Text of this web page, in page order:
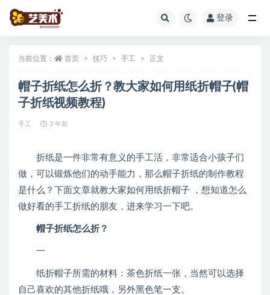
登录
当前位置： 首页 技巧 手工 正文
帽子折纸怎么折？教大家如何用纸折帽子(帽
子折纸视频教程)
手工 3 年前
折纸是一件非常有意义的手工活，非常适合小孩子们
做，可以锻炼他们的动手能力，那么帽子折纸的制作教程
是什么？下面文章就教大家如何用纸折帽子 ，想知道怎么
做好看的手工折纸的朋友，进来学习一下吧。
帽子折纸怎么折？
一
纸折帽子所需的材料：茶色折纸一张，当然可以选择
自己喜欢的其他折纸哦，另外黑色笔一支。